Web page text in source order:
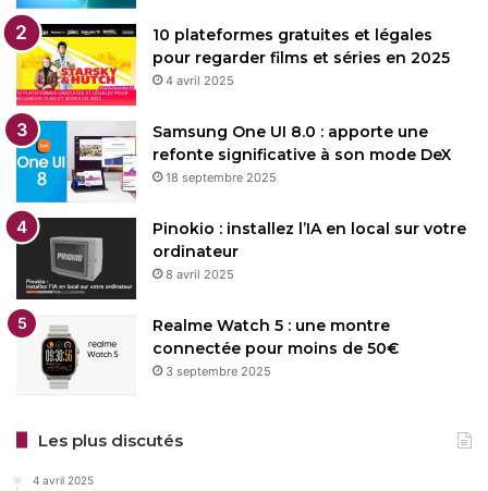
10 plateformes gratuites et légales
pour regarder films et séries en 2025
4 avril 2025
Samsung One UI 8.0 : apporte une
refonte significative à son mode DeX
18 septembre 2025
Pinokio : installez l’IA en local sur votre
ordinateur
8 avril 2025
Realme Watch 5 : une montre
connectée pour moins de 50€
3 septembre 2025
Les plus discutés
4 avril 2025